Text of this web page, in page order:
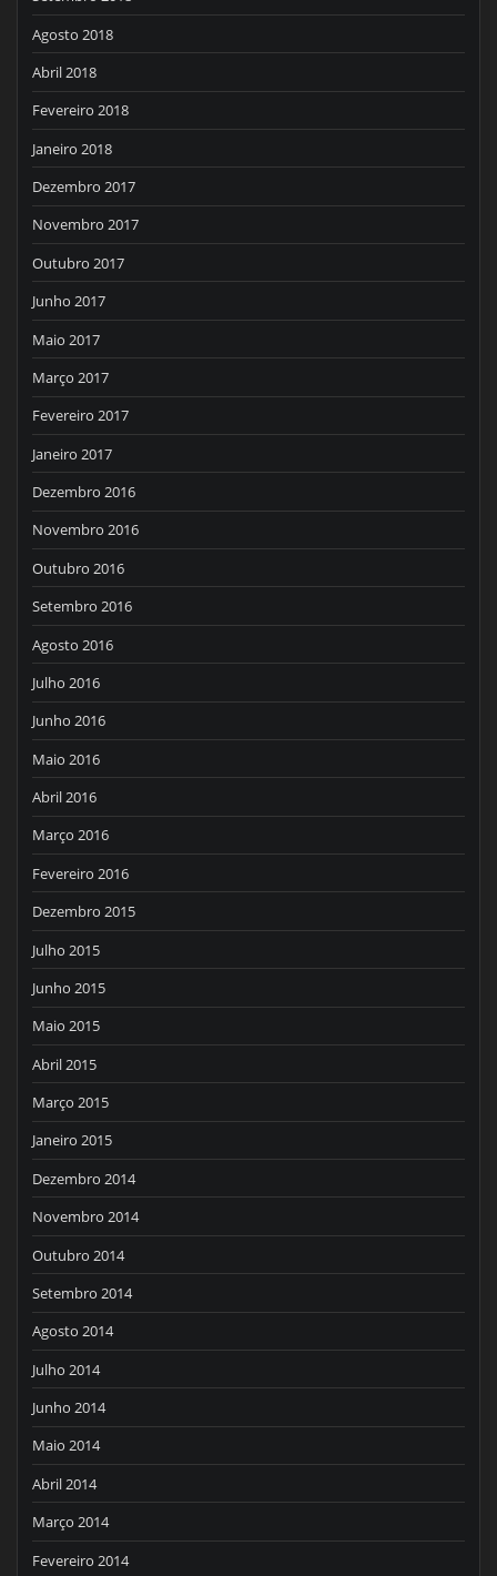
Agosto 2018
Abril 2018
Fevereiro 2018
Janeiro 2018
Dezembro 2017
Novembro 2017
Outubro 2017
Junho 2017
Maio 2017
Março 2017
Fevereiro 2017
Janeiro 2017
Dezembro 2016
Novembro 2016
Outubro 2016
Setembro 2016
Agosto 2016
Julho 2016
Junho 2016
Maio 2016
Abril 2016
Março 2016
Fevereiro 2016
Dezembro 2015
Julho 2015
Junho 2015
Maio 2015
Abril 2015
Março 2015
Janeiro 2015
Dezembro 2014
Novembro 2014
Outubro 2014
Setembro 2014
Agosto 2014
Julho 2014
Junho 2014
Maio 2014
Abril 2014
Março 2014
Fevereiro 2014